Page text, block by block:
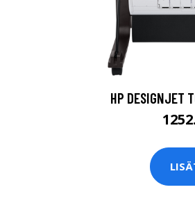
HP DESIGNJET